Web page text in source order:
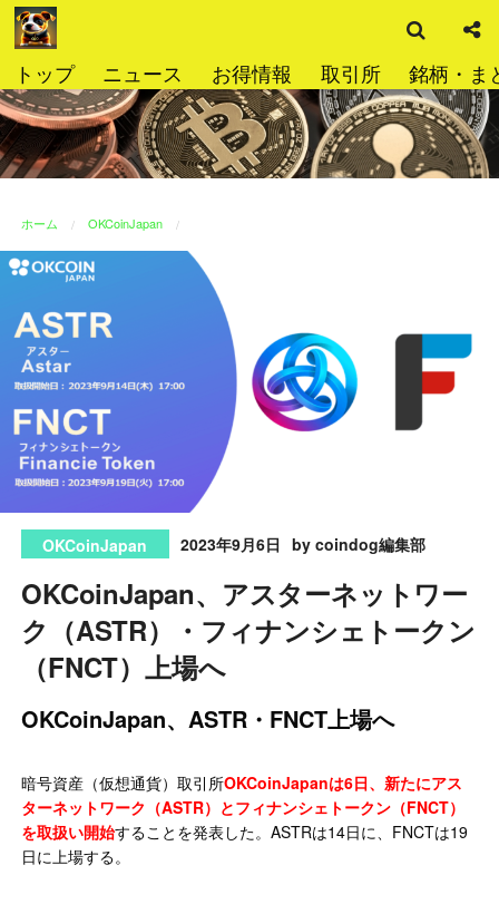
コ
ン
ン
ツ
へ
ス
プ
トップ ニュース お得情報 取引所 銘柄・ま
索
ホーム OKCoinJapan
OKCoinJapan 2023年9月6日 by coindog編集部
OKCoinJapan、アスターネットワー
ク（ASTR）・フィナンシェトークン
（FNCT）上場へ
OKCoinJapan、ASTR・FNCT上場へ
暗号資産（仮想通貨）取引所OKCoinJapanは6日、新たにアス
ターネットワーク（ASTR）とフィナンシェトークン（FNCT）
を取扱い開始することを発表した。ASTRは14日に、FNCTは19
日に上場する。